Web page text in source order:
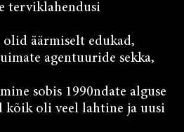
terviklahendusi
äärmiselt edukad,
agentuuride sekka,
sobis 1990ndate alguse
kõik oli veel lahtine ja uusi